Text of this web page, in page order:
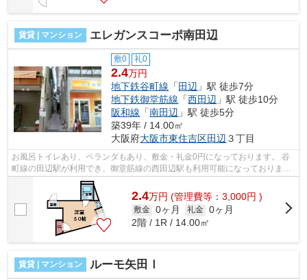
賃貸 | マンション エレガンスコーポ南田辺
敷0 礼0
2.4万円
地下鉄谷町線 「 田辺 」駅 徒歩7分
地下鉄御堂筋線 「西田辺 」駅 徒歩10分
阪和線 「南田辺 」駅 徒歩5分
築39年 / 14.00㎡
大阪府大阪市東住吉区田辺 ３丁目
お風呂トイレあり、ベランダもあり、敷金・礼金0円になっております。 谷
町線の田辺駅が利用でき、御堂筋線の西田辺駅も利用可能になっておりま
す！ ■□■□■□■□■□■□■□■□■□■□■□■□■□■□■□...
2.4万円 (管理費等：3,000円 )
敷金 0ヶ月 礼金 0ヶ月
2階 / 1R / 14.00㎡
賃貸 | マンション ルーモ矢田Ⅰ